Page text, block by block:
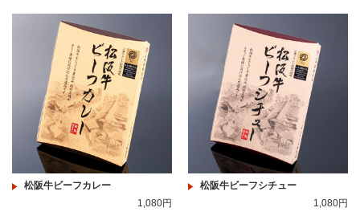
松阪牛ビーフカレー
1,080円
松阪牛ビーフシチュー
1,080円